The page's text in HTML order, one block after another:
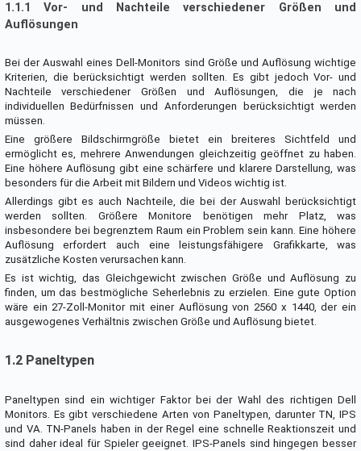
1.1.1 Vor- und Nachteile verschiedener Größen und
Auflösungen
Bei der Auswahl eines Dell-Monitors sind Größe und Auflösung wichtige
Kriterien, die berücksichtigt werden sollten. Es gibt jedoch Vor- und
Nachteile verschiedener Größen und Auflösungen, die je nach
individuellen Bedürfnissen und Anforderungen berücksichtigt werden
müssen.
Eine größere Bildschirmgröße bietet ein breiteres Sichtfeld und
ermöglicht es, mehrere Anwendungen gleichzeitig geöffnet zu haben.
Eine höhere Auflösung gibt eine schärfere und klarere Darstellung, was
besonders für die Arbeit mit Bildern und Videos wichtig ist.
Allerdings gibt es auch Nachteile, die bei der Auswahl berücksichtigt
werden sollten. Größere Monitore benötigen mehr Platz, was
insbesondere bei begrenztem Raum ein Problem sein kann. Eine höhere
Auflösung erfordert auch eine leistungsfähigere Grafikkarte, was
zusätzliche Kosten verursachen kann.
Es ist wichtig, das Gleichgewicht zwischen Größe und Auflösung zu
finden, um das bestmögliche Seherlebnis zu erzielen. Eine gute Option
wäre ein 27-Zoll-Monitor mit einer Auflösung von 2560 x 1440, der ein
ausgewogenes Verhältnis zwischen Größe und Auflösung bietet.
1.2 Paneltypen
Paneltypen sind ein wichtiger Faktor bei der Wahl des richtigen Dell
Monitors. Es gibt verschiedene Arten von Paneltypen, darunter TN, IPS
und VA. TN-Panels haben in der Regel eine schnelle Reaktionszeit und
sind daher ideal für Spieler geeignet. IPS-Panels sind hingegen besser